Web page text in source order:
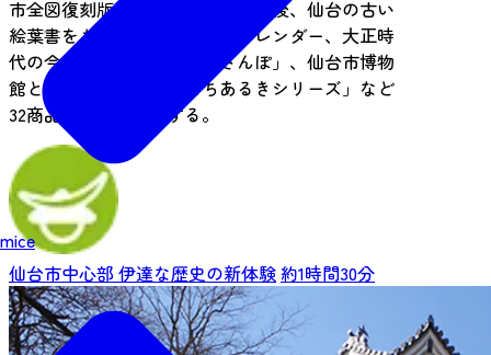
mice
市全図復刻版」を初出版し、その後、仙台の古い
絵葉書をもとにした写真集やカレンダー、大正時
代の今昔地図帳「仙台地図さんぽ」、仙台市博物
館との共同企画「仙台まちあるきシリーズ」など
32商品を制作・発行する。
仙台市中心部 伊達な歴史の新体験約1時間30分